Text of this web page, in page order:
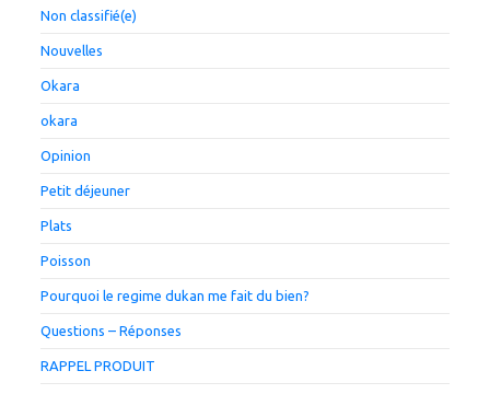
Non classifié(e)
Nouvelles
Okara
okara
Opinion
Petit déjeuner
Plats
Poisson
Pourquoi le regime dukan me fait du bien?
Questions – Réponses
RAPPEL PRODUIT